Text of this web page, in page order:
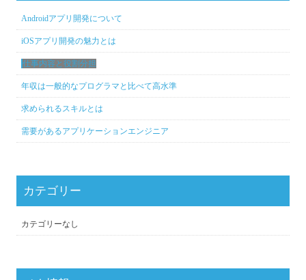
Androidアプリ開発について
iOSアプリ開発の魅力とは
仕事内容と役割分担
年収は一般的なプログラマと比べて高水準
求められるスキルとは
需要があるアプリケーションエンジニア
カテゴリー
カテゴリーなし